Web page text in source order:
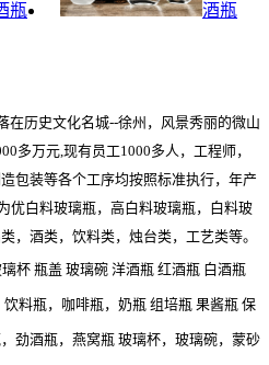
瓶 酒瓶
历史文化名城--徐州，风景秀丽的微山
多万元,现有员工1000多人，工程师，
包装等各个工序均按照标准执行，年产
优白料玻璃瓶，高白料玻璃瓶，白料玻
，酒类，饮料类，烛台类，工艺类等。
杯 瓶盖 玻璃碗 洋酒瓶 红酒瓶 白酒瓶
料瓶，咖啡瓶，奶瓶 组培瓶 果酱瓶 保
劲酒瓶，燕窝瓶 玻璃杯，玻璃碗，蒙砂